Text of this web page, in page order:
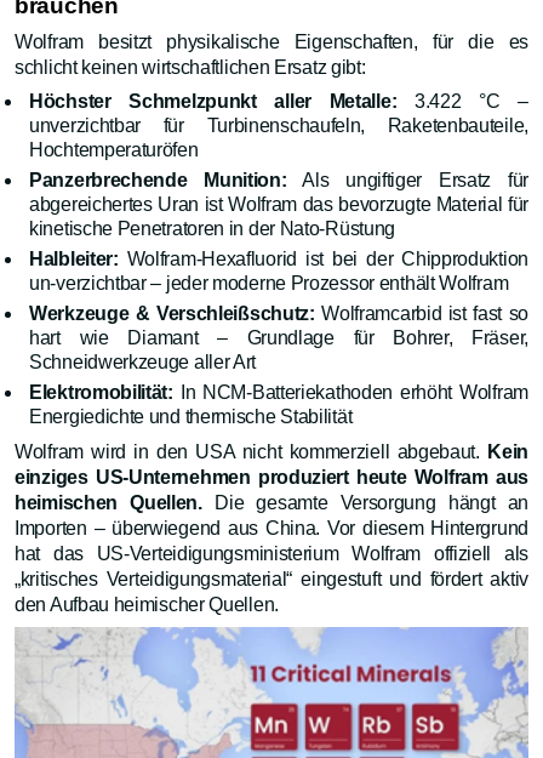
Wolfram besitzt physikalische Eigenschaften, für die es
schlicht keinen wirtschaftlichen Ersatz gibt:
Höchster Schmelzpunkt aller Metalle: 3.422 °C –
unverzichtbar für Turbinenschaufeln, Raketenbauteile,
Hochtemperaturöfen
Panzerbrechende Munition: Als ungiftiger Ersatz für
abgereichertes Uran ist Wolfram das bevorzugte Material für
kinetische Penetratoren in der Nato-Rüstung
Halbleiter: Wolfram-Hexafluorid ist bei der Chipproduktion
un-verzichtbar – jeder moderne Prozessor enthält Wolfram
Werkzeuge & Verschleißschutz: Wolframcarbid ist fast so
hart wie Diamant – Grundlage für Bohrer, Fräser,
Schneidwerkzeuge aller Art
Elektromobilität: In NCM-Batteriekathoden erhöht Wolfram
Energiedichte und thermische Stabilität
Wolfram wird in den USA nicht kommerziell abgebaut. Kein
einziges US-Unternehmen produziert heute Wolfram aus
heimischen Quellen.Die gesamte Versorgung hängt an
Importen – überwiegend aus China. Vor diesem Hintergrund
hat das US-Verteidigungsministerium Wolfram offiziell als
„kritisches Verteidigungsmaterial“ eingestuft und fördert aktiv
den Aufbau heimischer Quellen.